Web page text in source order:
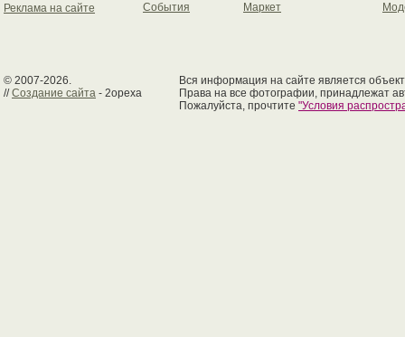
Реклама на сайте
События
Маркет
© 2007-2026.
//Создание сайта - 2opexa
Вся информация на сайте является
Права на все фотографии, принадлежат
Пожалуйста, прочтите "Условия